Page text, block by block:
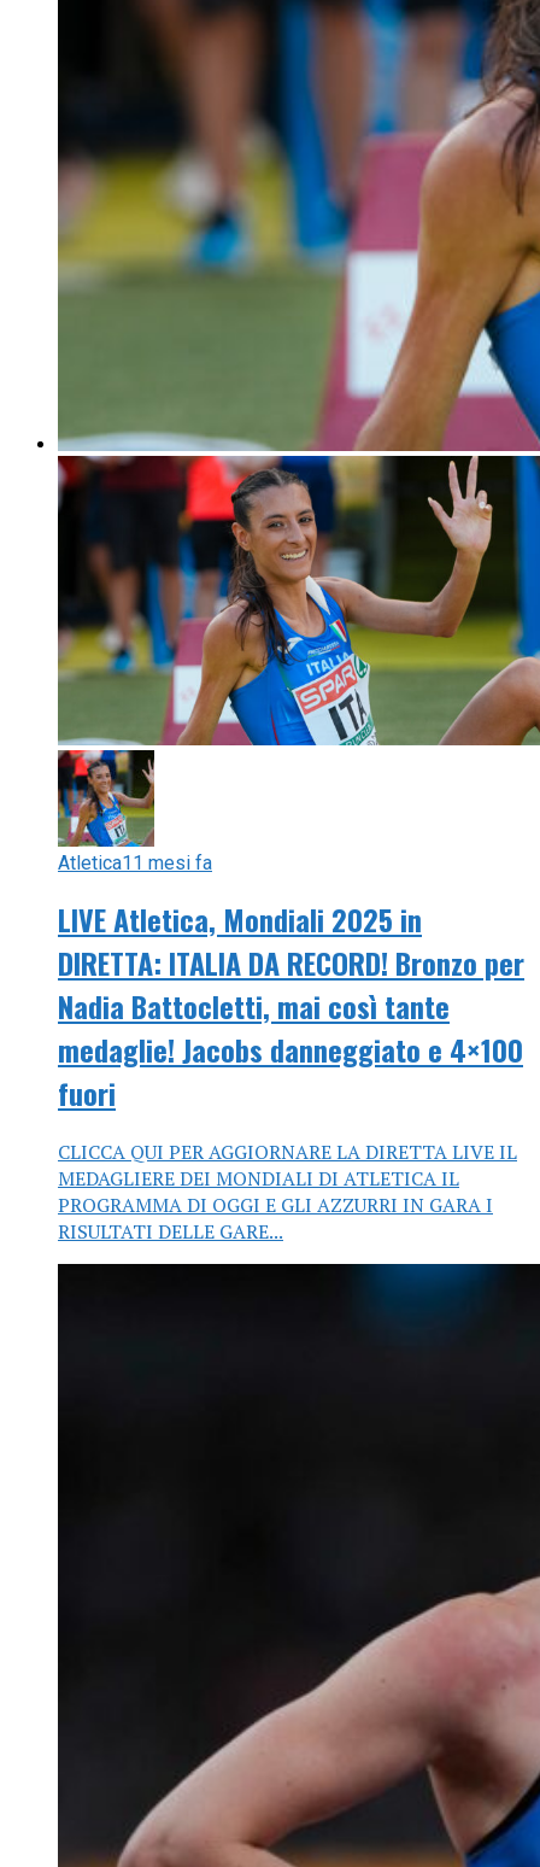
Atletica11 mesi fa
LIVE Atletica, Mondiali 2025 in
DIRETTA: ITALIA DA RECORD! Bronzo per
Nadia Battocletti, mai così tante
medaglie! Jacobs danneggiato e 4×100
fuori
CLICCA QUI PER AGGIORNARE LA DIRETTA LIVE IL
MEDAGLIERE DEI MONDIALI DI ATLETICA IL
PROGRAMMA DI OGGI E GLI AZZURRI IN GARA I
RISULTATI DELLE GARE...